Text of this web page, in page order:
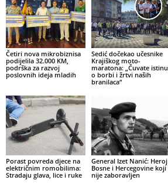
Četiri nova mikrobiznisa
podijelila 32.000 KM,
podrška za razvoj
poslovnih ideja mladih
Sedić dočekao učesnike
Krajiškog moto-
maratona: „Čuvate istinu
o borbi i žrtvi naših
branilaca“
Porast povreda djece na
električnim romobilima:
Stradaju glava, lice i ruke
General Izet Nanić: Heroj
Bosne i Hercegovine koji
nije zaboravljen